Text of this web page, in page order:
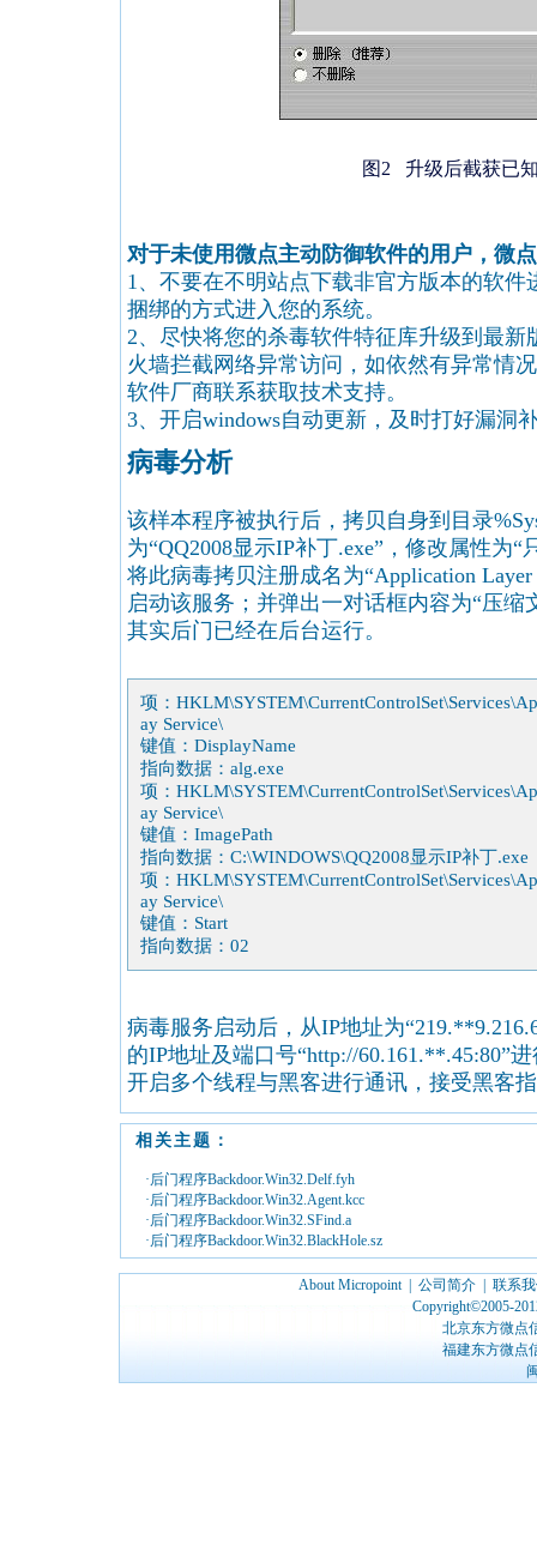
图2 升级后截获已
对于未使用微点主动防御软件的用户，微
1、不要在不明站点下载非官方版本的软件
捆绑的方式进入您的系统。
2、尽快将您的杀毒软件特征库升级到最新
火墙拦截网络异常访问，如依然有异常情
软件厂商联系获取技术支持。
3、开启windows自动更新，及时打好漏洞
病毒分析
该样本程序被执行后，拷贝自身到目录
为“QQ2008显示IP补丁.exe”，修改属性为“
将此病毒拷贝注册成名为“Application Layer
启动该服务；并弹出一对话框内容为“压缩
其实后门已经在后台运行。
项：
ay Service\
键值：DisplayName
指向数据：alg.exe
项：
ay Service\
键值：ImagePath
指向数据：C:\WINDOWS\QQ2008显示IP补丁.exe
项：
ay Service\
键值：Start
指向数据：02
病毒服务启动后，从IP地址为
的IP地址及端口号“http://60.161.**.45:80”
开启多个线程与黑客进行通讯，接受黑客
相关主题：
·后门程序Backdoor.Win32.Delf.fyh
·后门程序Backdoor.Win32.Agent.kcc
·后门程序Backdoor.Win32.SFind.a
·后门程序Backdoor.Win32.BlackHole.sz
About Micropoint| 公司简介
联系
Copyright©2005-
北京东方微点
福建东方微点